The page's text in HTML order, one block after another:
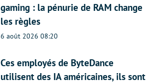
gaming : la pénurie de RAM change
les règles
6 août 2026 08:20
Ces employés de ByteDance
utilisent des IA américaines, ils sont